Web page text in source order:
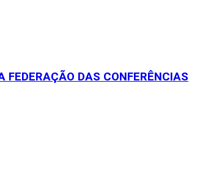
DAS CONFERÊNCIAS